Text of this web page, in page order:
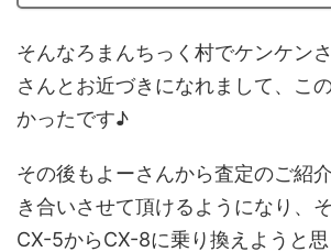
そんなろまんちっく村でケンケン
さんとお近づきになれまして、こ
かったです♪
その後もよーさんから査定のご紹
き合いさせて頂けるようになり、
CX-5からCX-8に乗り換えようと思